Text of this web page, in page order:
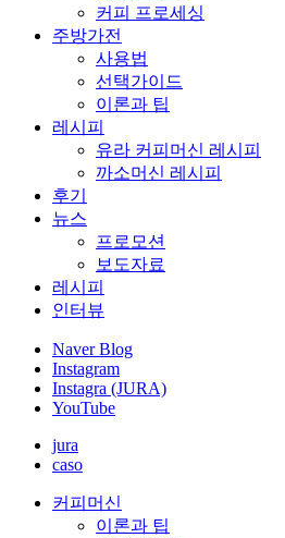
커피 프로세싱
주방가전
사용법
선택가이드
이론과 팁
레시피
유라 커피머신 레시피
까소머신 레시피
후기
뉴스
프로모션
보도자료
레시피
인터뷰
Naver Blog
Instagram
Instagra (JURA)
YouTube
jura
caso
커피머신
이론과 팁